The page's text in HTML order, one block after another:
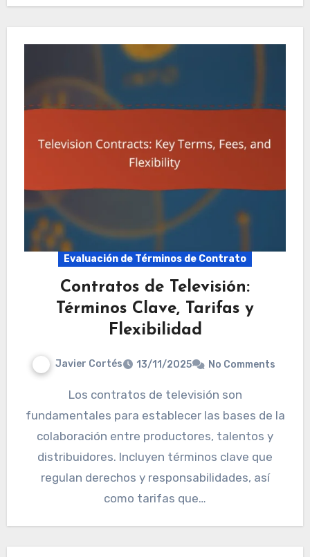
Evaluación de Términos de Contrato
Contratos de Televisión:
Términos Clave, Tarifas y
Flexibilidad
Javier Cortés 13/11/2025 No Comments
Los contratos de televisión son
fundamentales para establecer las bases de la
colaboración entre productores, talentos y
distribuidores. Incluyen términos clave que
regulan derechos y responsabilidades, así
como tarifas que…